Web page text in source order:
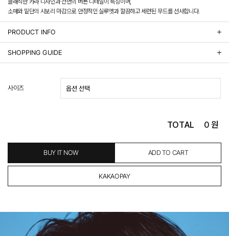
클래식한 카라 디자인과 전면의 버튼 디테일이 특징이며,
소매와 밑단의 시보리 마감으로 안정적인 실루엣과 깔끔하고 세련된 무드를 선사합니다.
PRODUCT INFO
SHOPPING GUIDE
- 주문 시 수취인 주소의 가까운 매장에서 발송 처리되므로, 상품별로 택배사, 출고지, 반품지가 상
이할 수 있습니다.
- 기본 배송비 3,000원이며, 5만원 이상 구매 시 무료배송해드립니다.
- 네이버페이 교환&반품시 기본 발송지(물류센터)와 회수지(매장)가 다를수 있으니 자동수거 접
(단, 수령 후 7일 이내에 신청해주셔야 합니다.)
- 이미 배송을 시작한 후, 혹은 상품 수령 후 고객의 변심에 의해 반품 또는 교환 시에는 왕복 택배
비를 지불하셔야 합니다.
사이즈
TOTAL 0 원
BUY IT NOW ADD TO CART